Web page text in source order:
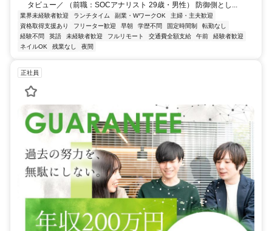
タビュー／ （前職：SOCアナリスト 29歳・男性） 防御側とし...
業界未経験者歓迎 ランチタイム 副業・WワークOK
主婦・主夫歓迎
資格取得支援あり
フリーター歓迎 早朝 学歴不問 固定時間制
転勤なし
経験不問
英語 未経験者歓迎 フルリモート 交通費全額支給 午前
経験者歓迎
ネイルOK
残業なし 夜間
正社員